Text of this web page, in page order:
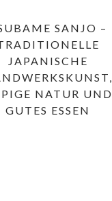
SANJO –
JAPANISCHE
NATUR UND
GUTES ESSEN